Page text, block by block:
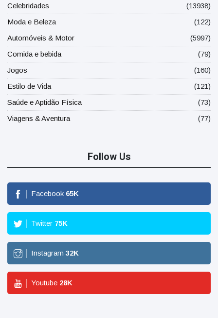
Celebridades
(13938)
Moda e Beleza
(122)
Automóveis & Motor
(5997)
Comida e bebida
(79)
Jogos
(160)
Estilo de Vida
(121)
Saúde e Aptidão Física
(73)
Viagens & Aventura
(77)
Follow Us
Facebook 65K
Twitter 75K
Instagram 32K
Youtube 28K